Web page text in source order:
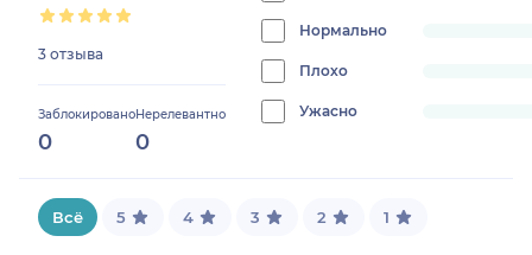
3 отзыва
Заблокировано
0
Нерелевантно
0
0%
Нормально
0%
Плохо
0%
Ужасно
progress:
Всё 5 4 3 2 1